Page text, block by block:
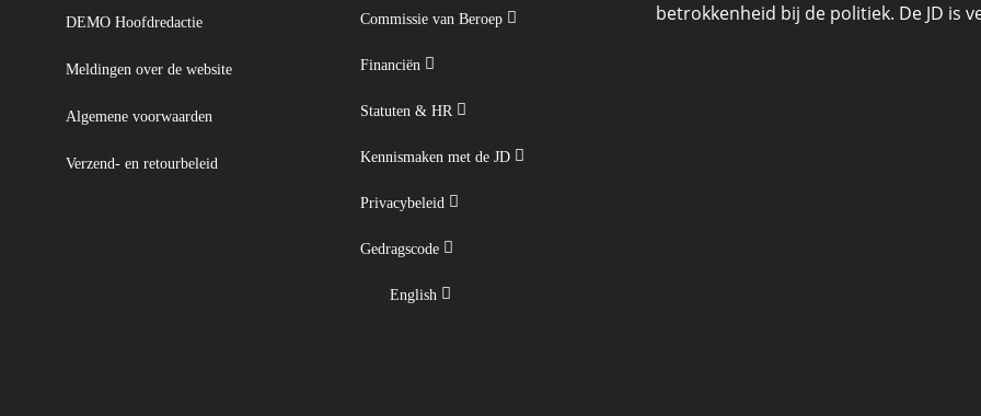
DEMO Hoofdredactie
Meldingen over de website
Algemene voorwaarden
Verzend- en retourbeleid
Commissie van Beroep
Financiën
Statuten & HR
Kennismaken met de JD
Privacybeleid
Gedragscode
English
betrokkenheid bij de politiek. De JD is